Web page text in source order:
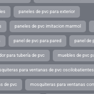
paneles de pvc para exterior
paneles de pvc imitacion marmol
panel de pvc para pared panel de
para tubería de pvc muebles de pvc
para ventanas de pvc oscilobatientes
de pvc mosquiteras para ventanas